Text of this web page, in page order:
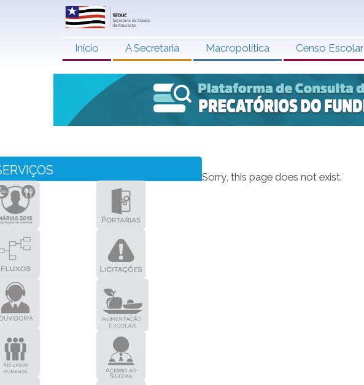
Início A Secretaria Macropolítica Censo Escolar
Sorry, this page does not exist.